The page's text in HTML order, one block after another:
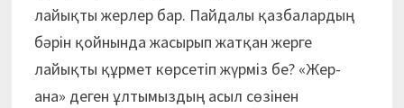
лайықты жерлер бар. Пайдалы қазбалардың
бәрін қойнында жасырып жатқан жерге
лайықты құрмет көрсетіп жүрміз бе? «Жер-
ана» деген ұлтымыздың асыл сөзінен